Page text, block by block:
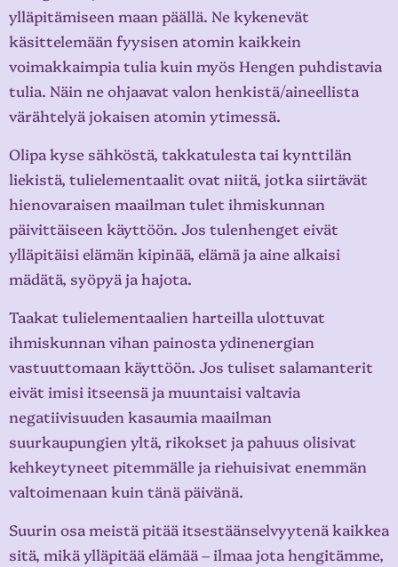
ylläpitämiseen maan päällä. Ne kykenevät
käsittelemään fyysisen atomin kaikkein
voimakkaimpia tulia kuin myös Hengen puhdistavia
tulia. Näin ne ohjaavat valon henkistä/aineellista
värähtelyä jokaisen atomin ytimessä.
Olipa kyse sähköstä, takkatulesta tai kynttilän
liekistä, tulielementaalit ovat niitä, jotka siirtävät
hienovaraisen maailman tulet ihmiskunnan
päivittäiseen käyttöön. Jos tulenhenget eivät
ylläpitäisi elämän kipinää, elämä ja aine alkaisi
mädätä, syöpyä ja hajota.
Taakat tulielementaalien harteilla ulottuvat
ihmiskunnan vihan painosta ydinenergian
vastuuttomaan käyttöön. Jos tuliset salamanterit
eivät imisi itseensä ja muuntaisi valtavia
negatiivisuuden kasaumia maailman
suurkaupungien yltä, rikokset ja pahuus olisivat
kehkeytyneet pitemmälle ja riehuisivat enemmän
valtoimenaan kuin tänä päivänä.
Suurin osa meistä pitää itsestäänselvyytenä kaikkea
sitä, mikä ylläpitää elämää – ilmaa jota hengitämme,